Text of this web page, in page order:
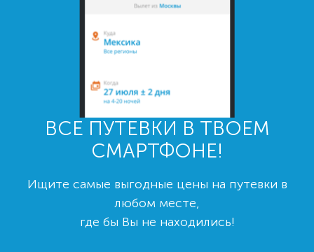
ВСЕ ПУТЕВКИ В ТВОЕМ
СМАРТФОНЕ!
Ищите самые выгодные цены на путевки в
любом месте,
где бы Вы не находились!